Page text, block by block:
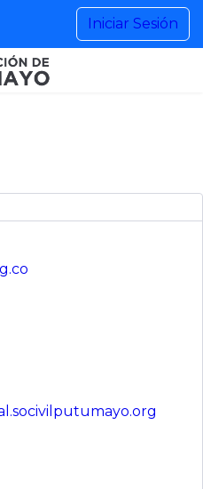
Iniciar Sesión
1101